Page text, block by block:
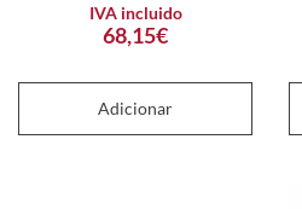
68,15€
IVA incluido
Adicionar